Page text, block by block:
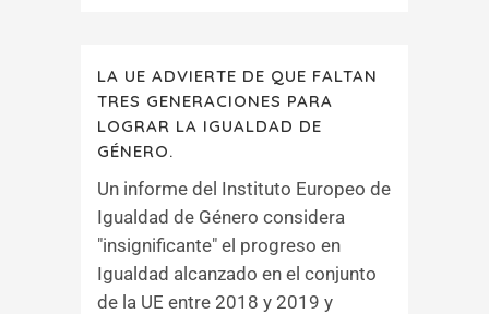
LA UE ADVIERTE DE QUE FALTAN
TRES GENERACIONES PARA
LOGRAR LA IGUALDAD DE
GÉNERO.
Un informe del Instituto Europeo de
Igualdad de Género considera
"insignificante" el progreso en
Igualdad alcanzado en el conjunto
de la UE entre 2018 y 2019 y